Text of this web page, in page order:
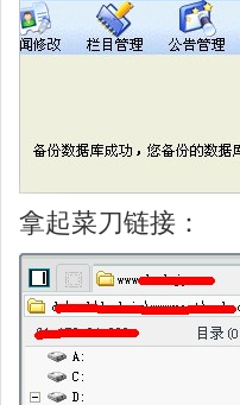
拿起菜刀链接：